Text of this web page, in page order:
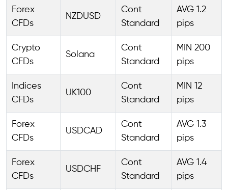
Forex
CFDs
NZDUSD
Cont
Standard
AVG 1.2
pips
Crypto
CFDs
Solana
Cont
Standard
MIN 200
pips
Indices
CFDs
UK100
Cont
Standard
MIN 12
pips
Forex
CFDs
USDCAD
Cont
Standard
AVG 1.3
pips
Forex
CFDs
USDCHF
Cont
Standard
AVG 1.4
pips